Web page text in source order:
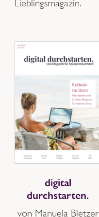
digital
durchstarten.
von Manuela Bletzer